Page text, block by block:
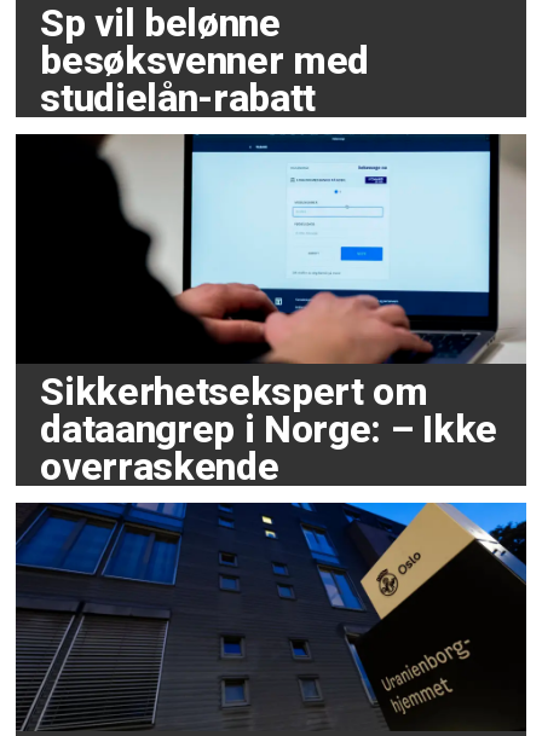
Sp vil belønne
besøksvenner med
studielån-rabatt
Sikkerhetsekspert om
dataangrep i Norge: – Ikke
overraskende